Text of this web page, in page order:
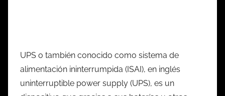
UPS o también conocido como sistema de
alimentación ininterrumpida (ISAI), en inglés
uninterruptible power supply (UPS), es un